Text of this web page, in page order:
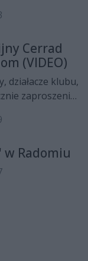
się jak
Cerrad
(VIDEO)
działacze klubu,
zaproszeni
grudnia)
Podczas
nie
w Radomiu